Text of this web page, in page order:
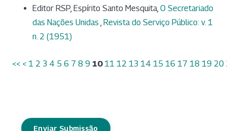
Editor RSP, Espírito Santo Mesquita, O Secretariado
das Nações Unidas , Revista do Serviço Público: v. 1
n. 2 (1951)
<< < 1 2 3 4 5 6 7 8 9 10 11 12 13 14 15 16 17 18 19 20
Enviar Submissão